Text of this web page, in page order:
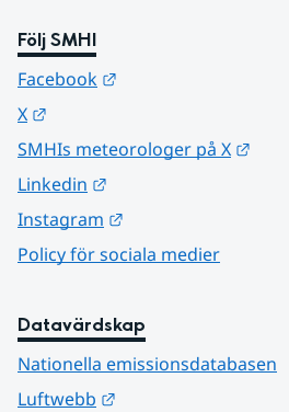
Följ SMHI
Facebook
X
SMHIs meteorologer på X
Linkedin
Instagram
Policy för sociala medier
Datavärdskap
Nationella emissionsdatabasen
Luftwebb